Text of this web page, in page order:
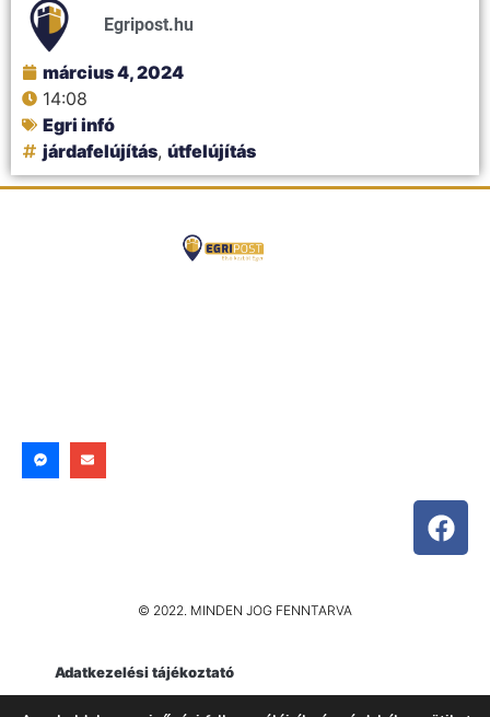
Egripost.hu
március 4, 2024
14:08
Egri infó
járdafelújítás, útfelújítás
© 2022. MINDEN JOG FENNTARVA
Adatkezelési tájékoztató